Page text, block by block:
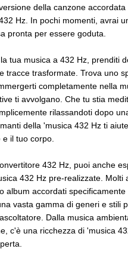
della canzone accordata
Hz. In pochi momenti, avrai
pronta per essere goduta.
tua musica a 432 Hz, prenditi
tracce trasformate. Trova uno
completamente nella
ti avvolgano. Che tu stia
rilassandoti dopo
della 'musica 432 Hz ti
il tuo corpo.
432 Hz, puoi anche
432 Hz pre-realizzate. Molti
album accordati specificamente
vasta gamma di generi e stili
Dalla musica
c'è una ricchezza di 'musica